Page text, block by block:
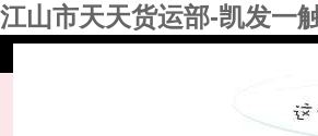
江山市天天货运部-凯发一